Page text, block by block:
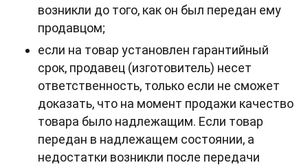
возникли до того, как он был передан ему
продавцом;
если на товар установлен гарантийный
срок, продавец (изготовитель) несет
ответственность, только если не сможет
доказать, что на момент продажи качество
товара было надлежащим. Если товар
передан в надлежащем состоянии, а
недостатки возникли после передачи